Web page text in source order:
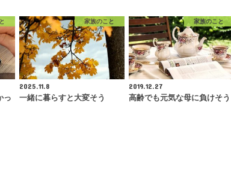
っ
家族のこと
2025.11.8
一緒に暮らすと大変そう
家族のこと
2019.12.27
高齢でも元気な母に負けそう